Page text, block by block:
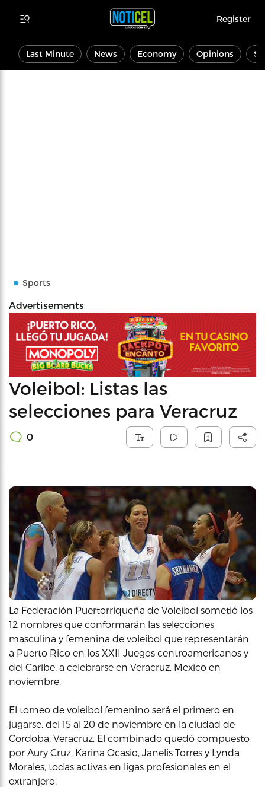
Register
Last Minute News Economy Opinions
Sports
Advertisements
Voleibol: Listas las
selecciones para Veracruz
0
La Federación Puertorriqueña de Voleibol sometió los
12 nombres que conformarán las selecciones
masculina y femenina de voleibol que representarán
a Puerto Rico en los XXII Juegos centroamericanos y
del Caribe, a celebrarse en Veracruz, Mexico en
noviembre.
El torneo de voleibol femenino será el primero en
jugarse, del 15 al 20 de noviembre en la ciudad de
Cordoba, Veracruz. El combinado quedó compuesto
por Aury Cruz, Karina Ocasio, Janelis Torres y Lynda
Morales, todas activas en ligas profesionales en el
extranjero.